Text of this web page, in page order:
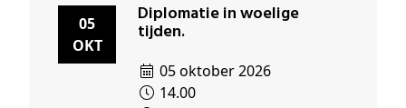
05
OKT
Diplomatie in woelige
tijden.
05 oktober 2026
14.00